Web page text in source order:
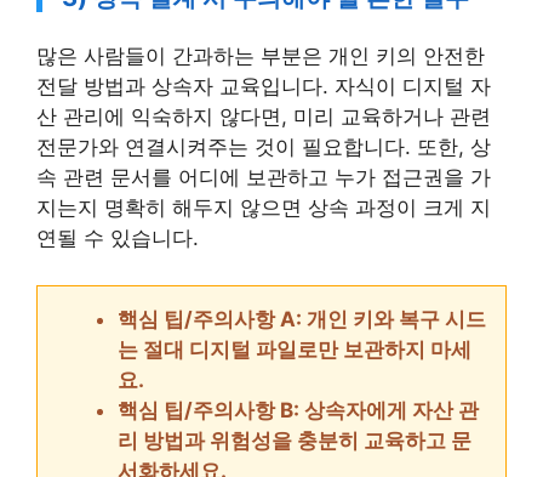
많은 사람들이 간과하는 부분은 개인 키의 안전한
전달 방법과 상속자 교육입니다. 자식이 디지털 자
산 관리에 익숙하지 않다면, 미리 교육하거나 관련
전문가와 연결시켜주는 것이 필요합니다. 또한, 상
속 관련 문서를 어디에 보관하고 누가 접근권을 가
지는지 명확히 해두지 않으면 상속 과정이 크게 지
연될 수 있습니다.
핵심 팁/주의사항 A: 개인 키와 복구 시드
는 절대 디지털 파일로만 보관하지 마세
요.
핵심 팁/주의사항 B: 상속자에게 자산 관
리 방법과 위험성을 충분히 교육하고 문
서화하세요.